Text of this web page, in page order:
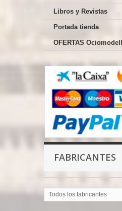
Libros y Revistas
Portada tienda
OFERTAS Ociomodell
FABRICANTES
Todos los fabricantes